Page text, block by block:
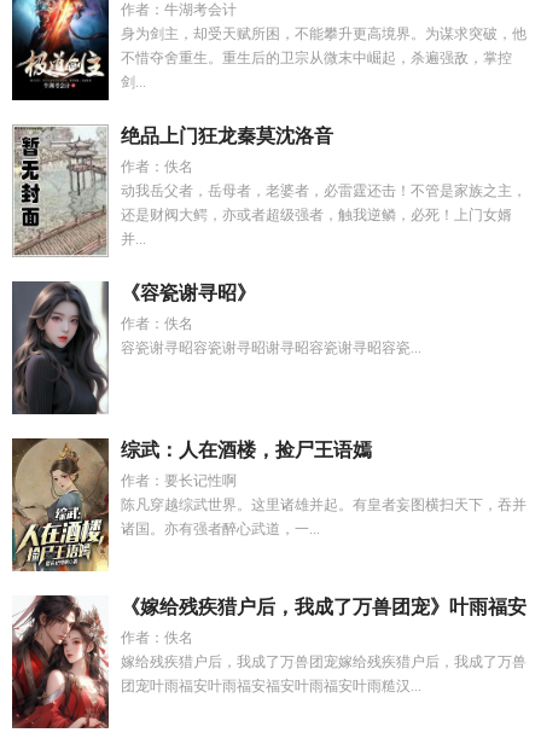
作者：牛湖考会计
身为剑主，却受天赋所困，不能攀升更高境界。为谋求突破，他
不惜夺舍重生。重生后的卫宗从微末中崛起，杀遍强敌，掌控
剑...
绝品上门狂龙秦莫沈洛音
作者：佚名
动我岳父者，岳母者，老婆者，必雷霆还击！不管是家族之主，
还是财阀大鳄，亦或者超级强者，触我逆鳞，必死！上门女婿
并...
《容瓷谢寻昭》
作者：佚名
容瓷谢寻昭容瓷谢寻昭谢寻昭容瓷谢寻昭容瓷...
综武：人在酒楼，捡尸王语嫣
作者：要长记性啊
陈凡穿越综武世界。这里诸雄并起。有皇者妄图横扫天下，吞并
诸国。亦有强者醉心武道，一...
《嫁给残疾猎户后，我成了万兽团宠》叶雨福安
作者：佚名
嫁给残疾猎户后，我成了万兽团宠嫁给残疾猎户后，我成了万兽
团宠叶雨福安叶雨福安福安叶雨福安叶雨糙汉...